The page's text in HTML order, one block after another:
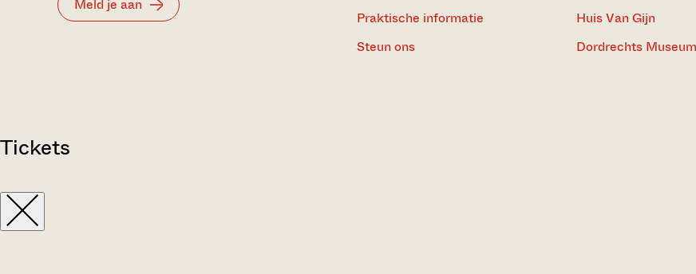
Meld je aan
Praktische informatie
Steun ons
Huis Van Gijn
Dordrechts Museum
Tickets